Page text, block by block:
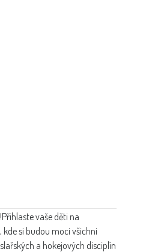
Přihlaste vaše děti na
si budou moci všichni
a hokejových disciplín